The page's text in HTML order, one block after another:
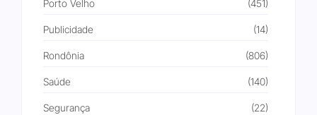
Porto Velho (451)
Publicidade (14)
Rondônia (806)
Saúde (140)
Segurança (22)